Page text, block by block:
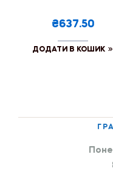
₴637.50
ДОДАТИ В КОШИК